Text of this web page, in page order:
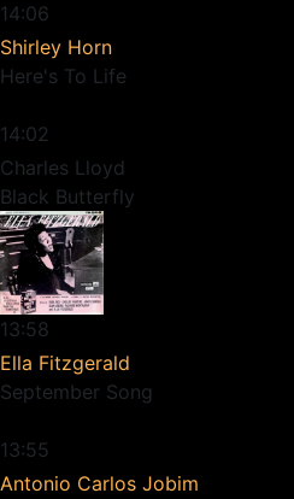
14:06
Shirley Horn
Here's To Life
14:02
Charles Lloyd
Black Butterfly
13:58
Ella Fitzgerald
September Song
13:55
Antonio Carlos Jobim